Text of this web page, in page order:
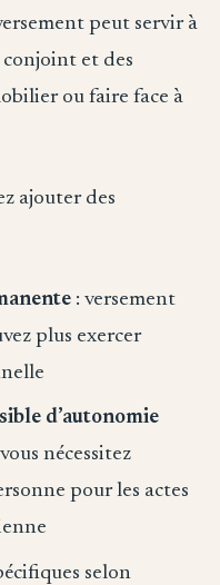
peut servir à
et des
ou faire face à
ajouter des
: versement
plus exercer
d’autonomie
nécessitez
pour les actes
selon